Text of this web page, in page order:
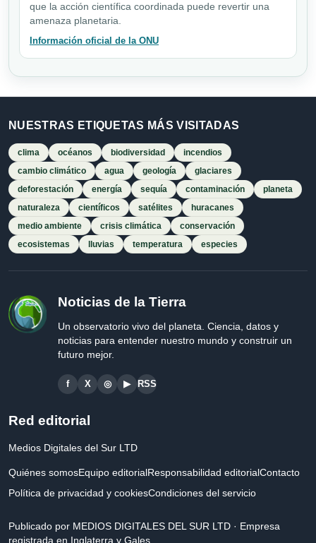
que la acción científica coordinada puede revertir una
amenaza planetaria.
Información oficial de la ONU
NUESTRAS ETIQUETAS MÁS VISITADAS
clima océanos biodiversidad
incendios
cambio climático
agua geología
glaciares
deforestación
energía sequía contaminación
planeta
naturaleza
científicos satélites
huracanes
medio ambiente
crisis climática
conservación
ecosistemas
lluvias temperatura especies
Noticias de la Tierra
Un observatorio vivo del planeta. Ciencia, datos y
noticias para entender nuestro mundo y construir un
futuro mejor.
f X ◎ ▶ RSS
Red editorial
Medios Digitales del Sur LTD
Quiénes somosEquipo editorialResponsabilidad editorialContacto
Política de privacidad y cookiesCondiciones del servicio
Publicado por MEDIOS DIGITALES DEL SUR LTD · Empresa
registrada en Inglaterra y Gales.